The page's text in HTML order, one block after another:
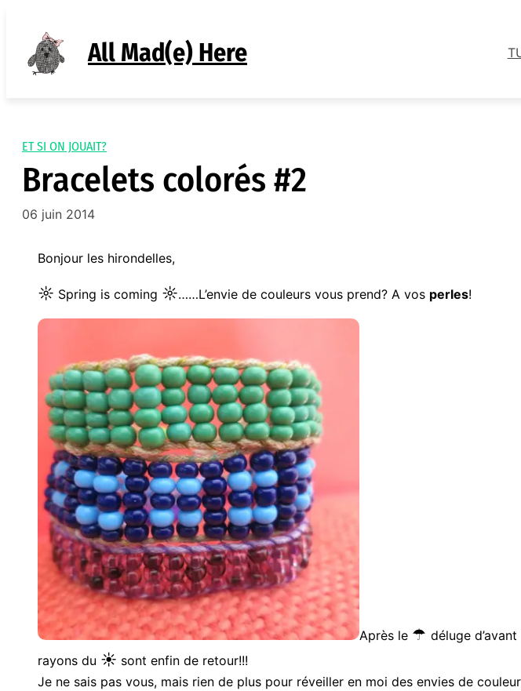
contenu
All Mad(e) Here
ET SI ON JOUAIT?
Bracelets colorés #2
06 juin 2014
Bonjour les hirondelles,
☼ Spring is coming ☼……L’envie de couleurs vous prend? A vos perles!
Après le ☂ déluge
rayons du ☀ sont enfin de retour!!!
Je ne sais pas vous, mais rien de plus pour réveiller en moi des envies de